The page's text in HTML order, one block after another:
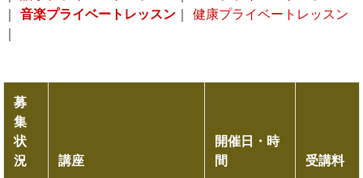
｜ 音楽プライベートレッスン ｜ 健康プライベートレッスン
｜
募
集
状
況
講座
開催日・時
間
受講料